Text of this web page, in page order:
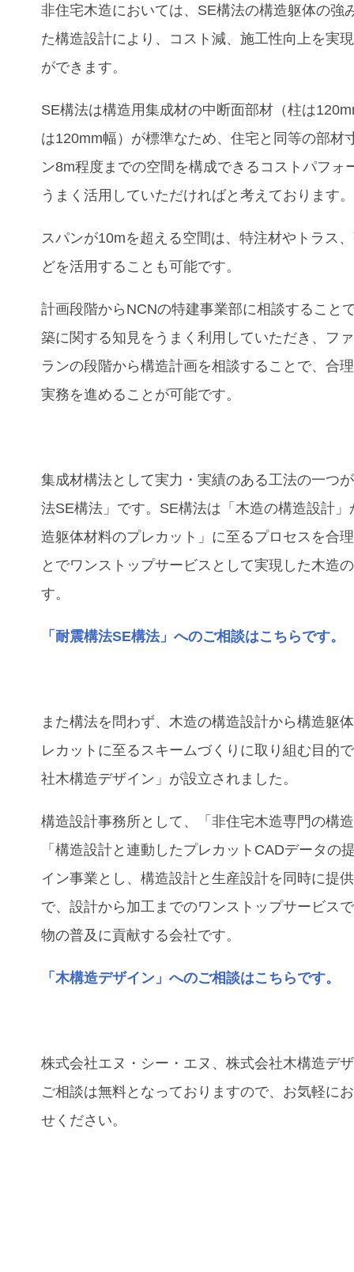
非住宅木造においては、SE構法の構造躯体の強
た構造設計により、コスト減、施工性向上を実
ができます。
SE構法は構造用集成材の中断面部材（柱は
は120mm幅）が標準なため、住宅と同等の部材
ン8m程度までの空間を構成できるコストパフォ
うまく活用していただければと考えております。
スパンが10mを超える空間は、特注材やトラス
どを活用することも可能です。
計画段階からNCNの特建事業部に相談すること
築に関する知見をうまく利用していただき、フ
ランの段階から構造計画を相談することで、合
実務を進めることが可能です。
集成材構法として実力・実績のある工法の一つ
法SE構法」です。SE構法は「木造の構造設計」
造躯体材料のプレカット」に至るプロセスを合
とでワンストップサービスとして実現した木造
す。
「耐震構法SE構法」へのご相談はこちらです。
また構法を問わず、木造の構造設計から構造躯
レカットに至るスキームづくりに取り組む目的
社木構造デザイン」が設立されました。
構造設計事務所として、「⾮住宅⽊造専⾨の構
「構造設計と連動したプレカットCADデータの
イン事業とし、構造設計と⽣産設計を同時に提
で、設計から加工までのワンストップサービス
物の普及に貢献する会社です。
「木構造デザイン」へのご相談はこちらです。
株式会社エヌ・シー・エヌ、株式会社木構造デ
ご相談は無料となっておりますので、お気軽に
せください。